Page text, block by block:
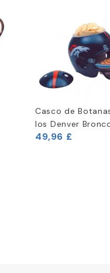
Casco de
los Denver
49,96 £